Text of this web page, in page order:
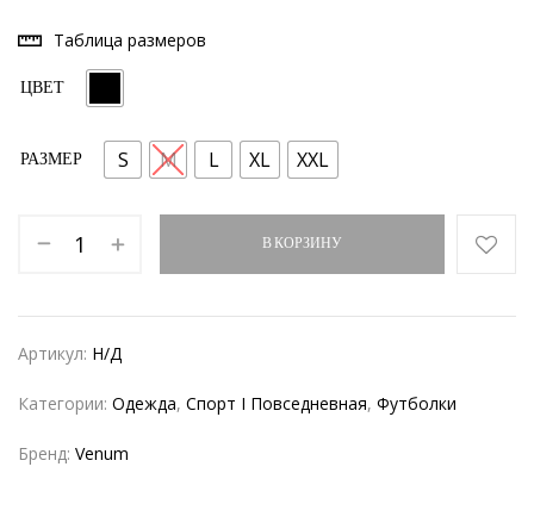
Таблица размеров
ЦВЕТ
РАЗМЕР S M L XL XXL
В КОРЗИНУ
Артикул: Н/Д
Категории: Одежда, Спорт I Повседневная, Футболки
Бренд: Venum